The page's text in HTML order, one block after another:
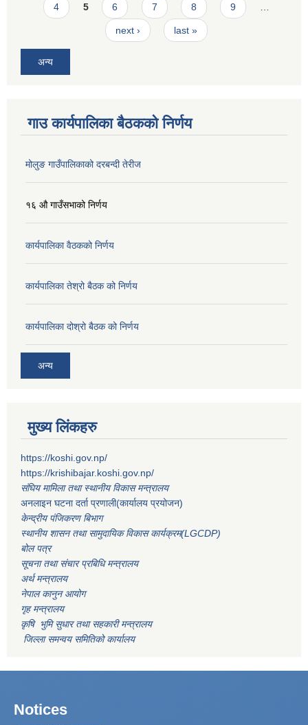
4 5 6 7 8 9
next › last »
अन्य
गाउ कार्यपालिका बैठकको निर्णय
मोलुङ गाउँपालिकाको दरबन्दी तेरीज
१६ औ गाउँसभाको निर्णय
कार्यपालिका वैठकको निर्णय
कार्यपालिका तेश्रो बैठक को निर्णय
कार्यपालिका दोश्रो बैठक को निर्णय
अन्य
मुख्य लिंकहरु
https://koshi.gov.np/
https://krishibajar.koshi.gov.np/
संघिय मामिला तथा स्थानीय विकास मन्त्रालय
अनलाइन घटना दर्ता प्रणाली(कार्यालय प्रयोजन)
केन्द्रीय पंजिकरण बिभाग
स्थानीय शासन तथा सामुदायिक विकास कार्यक्रम(LGCDP)
बोल पत्र
सूचना तथा संचार प्रबिधि मन्त्रालय
अर्थ मन्त्रालय
नेपाल कानुन आयोग
गृह मन्त्रालय
कृषि भुमि सुधार तथा सहकारी मन्त्रालय
जिल्ला समन्वय समितिको कार्यालय
Notices